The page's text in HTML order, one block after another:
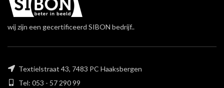
wij zijn een gecertificeerd SIBON bedrijf..
Textielstraat 43, 7483 PC Haaksbergen
Tel: 053 - 57 290 99